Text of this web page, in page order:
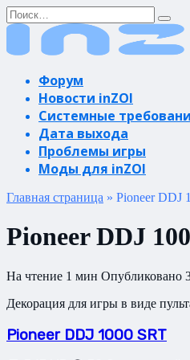
Перейти
к
содержанию
Search
for:
Форум
Новости inZOI
Системные
Дата выхода
Проблемы игры
Моды для inZOI
Главная страница » Pioneer DDJ
Pioneer DDJ
На чтение 1 мин Опубликовано
Декорация для игры в виде
Pioneer DDJ 1000 SRT